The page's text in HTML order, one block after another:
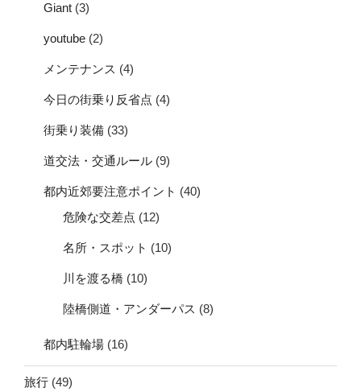
Giant (3)
youtube (2)
メンテナンス (4)
今日の街乗り反省点 (4)
街乗り装備 (33)
道交法・交通ルール (9)
都内近郊要注意ポイント (40)
危険な交差点 (12)
名所・スポット (10)
川を渡る橋 (10)
陸橋側道・アンダーパス (8)
都内駐輪場 (16)
旅行 (49)